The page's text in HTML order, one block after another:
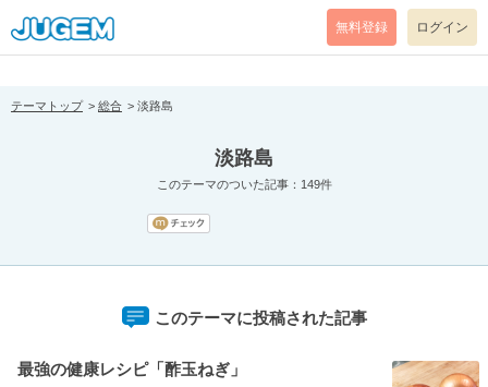
[pear_error: message="Success" code=0 mode=return level=notice
prefix="" info=""]
無料登録 ログイン
テーマトップ 総合 淡路島
淡路島
このテーマのついた記事：149件
このテーマに投稿された記事
最強の健康レシピ「酢玉ねぎ」